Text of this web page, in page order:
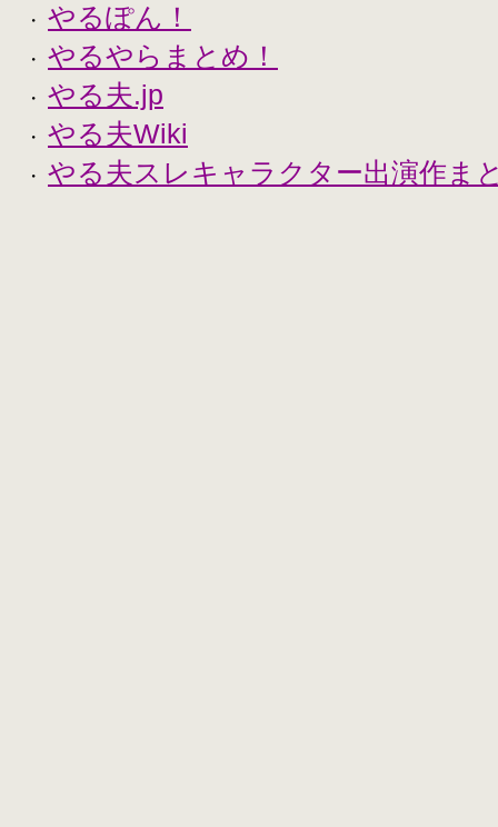
・ やるぽん！
・ やるやらまとめ！
・ やる夫.jp
・ やる夫Wiki
・ やる夫スレキャラクター出演作ま